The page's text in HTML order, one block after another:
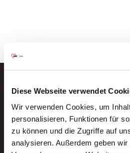
Diese Webseite verwendet
Wir verwenden Cookies, um
personalisieren, Funktionen für
zu können und die Zugriffe auf
analysieren. Außerdem geben
Neue Stellen
Ein kostenloser
Jobs.